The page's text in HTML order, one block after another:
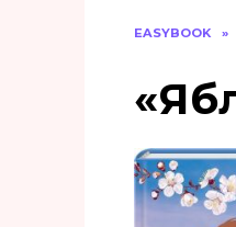
EASYBOOK »